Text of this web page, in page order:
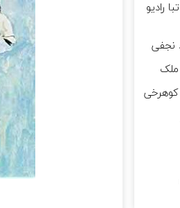
رادیو
نجفی
ملک